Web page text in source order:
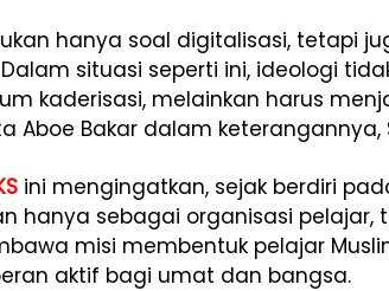
hanya soal digitalisasi, tetapi
situasi seperti ini, ideologi
kaderisasi, melainkan harus
Aboe Bakar dalam
ini mengingatkan, sejak berdiri
hanya sebagai organisasi
misi membentuk pelajar
aktif bagi umat dan bangsa.